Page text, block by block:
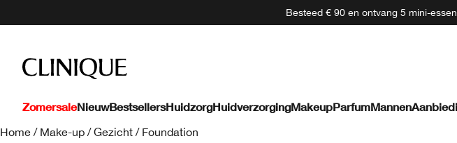
Besteed € 90 en ontvang 5 mini-
ZomersaleNieuwBestsellersHuidzorgHuidverzorgingMakeupParfumMannen
Home / Make-up / Gezicht / Foundation